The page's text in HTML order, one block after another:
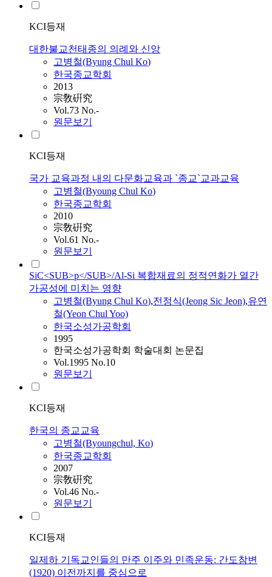
KCI등재
대한불교천태종의 의례와 신앙
고병철(Byung Chul Ko)
한국종교학회
2013
宗敎硏究
Vol.73 No.-
원문보기
KCI등재
국가 교육과정 내의 다문화교육과 `종교`교과교육
고병철(Byoung Chul Ko)
한국종교학회
2010
宗敎硏究
Vol.61 No.-
원문보기
SiC<SUB>p</SUB>/Al-Si 복합재료의 정적연화가 열간
가공성에 미치는 영향
고병철(Byung Chul Ko),전정식(Jeong Sic Jeon),유연
철(Yeon Chul Yoo)
한국소성가공학회
1995
한국소성가공학회 학술대회 논문집
Vol.1995 No.10
원문보기
KCI등재
한국의 종교교육
고병철(Byoungchul, Ko)
한국종교학회
2007
宗敎硏究
Vol.46 No.-
원문보기
KCI등재
일제하 기독교인들의 만주 이주와 민족운동: 간도참변
(1920) 이전까지를 중심으로